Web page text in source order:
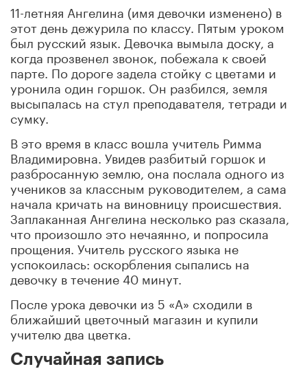
11-летняя Ангелина (имя девочки изменено) в
этот день дежурила по классу. Пятым уроком
был русский язык. Девочка вымыла доску, а
когда прозвенел звонок, побежала к своей
парте. По дороге задела стойку с цветами и
уронила один горшок. Он разбился, земля
высыпалась на стул преподавателя, тетради и
сумку.
В это время в класс вошла учитель Римма
Владимировна. Увидев разбитый горшок и
разбросанную землю, она послала одного из
учеников за классным руководителем, а сама
начала кричать на виновницу происшествия.
Заплаканная Ангелина несколько раз сказала,
что произошло это нечаянно, и попросила
прощения. Учитель русского языка не
успокоилась: оскорбления сыпались на
девочку в течение 40 минут.
После урока девочки из 5 «А» сходили в
ближайший цветочный магазин и купили
учителю два цветка.
Случайная запись